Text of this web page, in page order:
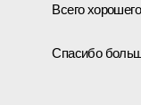
Всего
Спасибо